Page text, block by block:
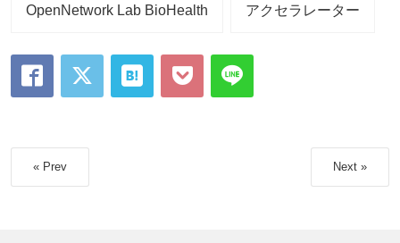
OpenNetwork Lab BioHealth アクセラレーター
« Prev Next »